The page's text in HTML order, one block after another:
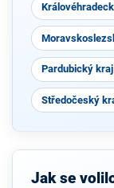
Pardubický kraj
Středočeský
Jak se